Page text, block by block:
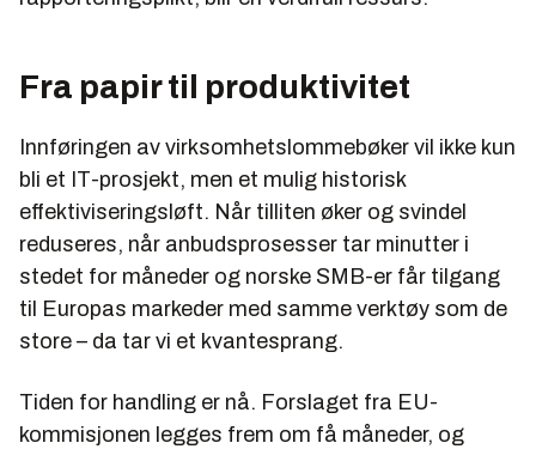
Fra papir til produktivitet
Innføringen av virksomhetslommebøker vil ikke kun
bli et IT-prosjekt, men et mulig historisk
effektiviseringsløft. Når tilliten øker og svindel
reduseres, når anbudsprosesser tar minutter i
stedet for måneder og norske SMB-er får tilgang
til Europas markeder med samme verktøy som de
store – da tar vi et kvantesprang.
Tiden for handling er nå. Forslaget fra EU-
kommisjonen legges frem om få måneder, og